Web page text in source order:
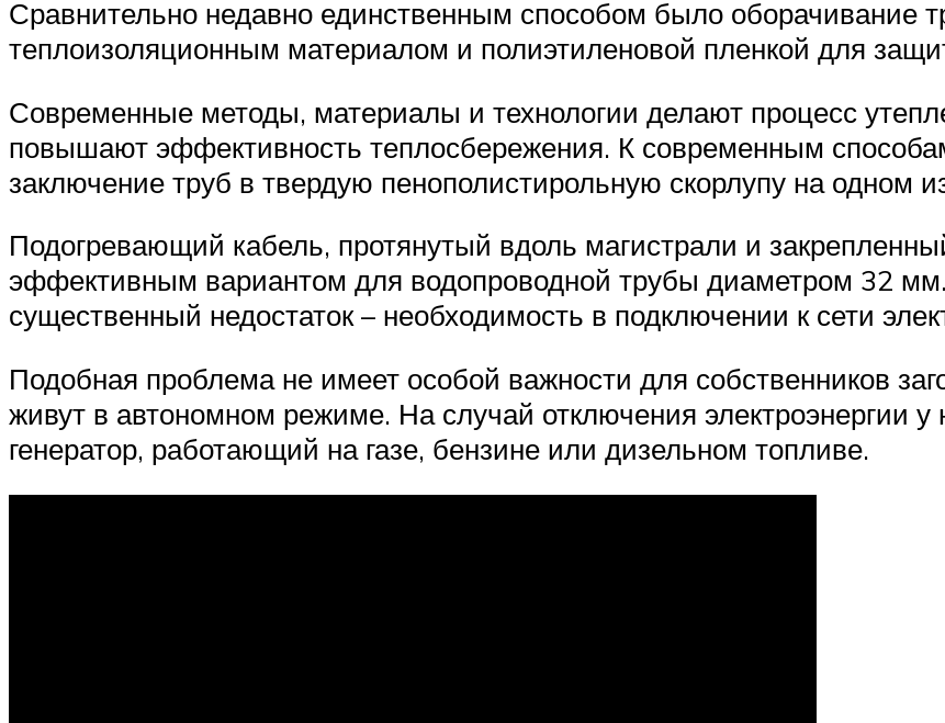
Сравнительно недавно единственным способом было оборачивание
теплоизоляционным материалом и полиэтиленовой пленкой для
Современные методы, материалы и технологии делают процесс
повышают эффективность теплосбережения. К современным
заключение труб в твердую пенополистирольную скорлупу на одном
Подогревающий кабель, протянутый вдоль магистрали и
эффективным вариантом для водопроводной трубы диаметром 32
существенный недостаток – необходимость в подключении к сети
Подобная проблема не имеет особой важности для собственников
живут в автономном режиме. На случай отключения электроэнергии
генератор, работающий на газе, бензине или дизельном топливе.